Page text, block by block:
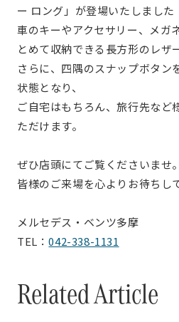
ー ロング」が登場いたしました
車のキーやアクセサリー、メガ
とめて収納できる長方形のレザ
さらに、四隅のスナップボタン
状態となり、
ご自宅はもちろん、旅行先など
ただけます。
ぜひ店頭にてご覧くださいませ。
皆様のご来場を心よりお待ちし
メルセデス・ベンツ多摩
TEL：042-338-1131
Related Article